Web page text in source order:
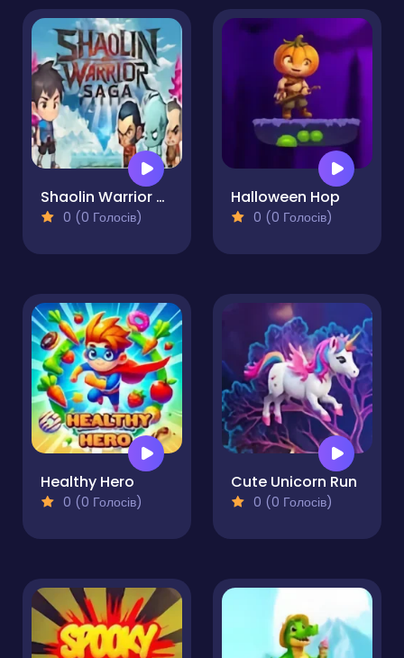
Shaolin Warrior Saga
0 (0 Голосів)
Halloween Hop
0 (0 Голосів)
Healthy Hero
0 (0 Голосів)
Cute Unicorn Run
0 (0 Голосів)